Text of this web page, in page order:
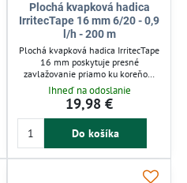
Plochá kvapková hadica
IrritecTape 16 mm 6/20 - 0,9
l/h - 200 m
Plochá kvapková hadica IrritecTape
16 mm poskytuje presné
zavlažovanie priamo ku koreňom
rastlín. Umožňuje úsporu vody
vďaka nízkemu odparovaniu a
rovnomernému dávkovaniu 0,9 l/h
na 20 cm. Hadica funguje pri
nízkom tlaku (0,1-0,7 bar), vhodná
Ideálna pre malé záhony aj väčšie
plochy s jednoduchou inštaláciou a
Ihneď na odoslanie
19,98 €
Do košíka